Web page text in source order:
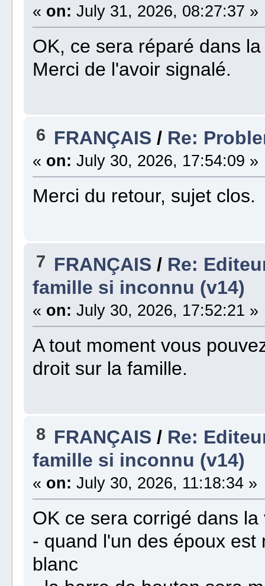
« on: July 31, 2026, 08:27:37 »
OK, ce sera réparé dans
Merci de l'avoir signalé.
6 FRANÇAIS / Re:
« on: July 30, 2026, 17:54:09 »
Merci du retour, sujet clos.
7 FRANÇAIS / Re:
famille si inconnu (v14)
« on: July 30, 2026, 17:52:21 »
A tout moment vous
droit sur la famille.
8 FRANÇAIS / Re:
famille si inconnu (v14)
« on: July 30, 2026, 11:18:34 »
OK ce sera corrigé dans
- quand l'un des époux
blanc